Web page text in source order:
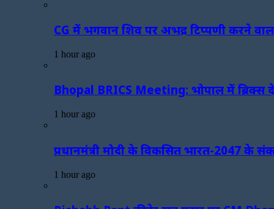
CG में भगवान शिव पर अभद्र टिप्पणी करने
1 hour ago
Bhopal BRICS Meeting: भोपाल में ब्रिक्स
1 hour ago
प्रधानमंत्री मोदी के विकसित भारत-2047 के
1 hour ago